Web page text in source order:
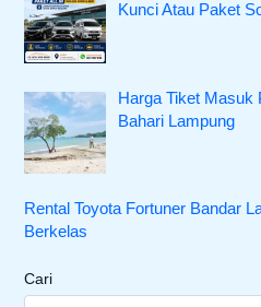
Kunci Atau Paket
Harga Tiket Masuk
Bahari Lampung
Rental Toyota Fortuner Bandar
Berkelas
Cari